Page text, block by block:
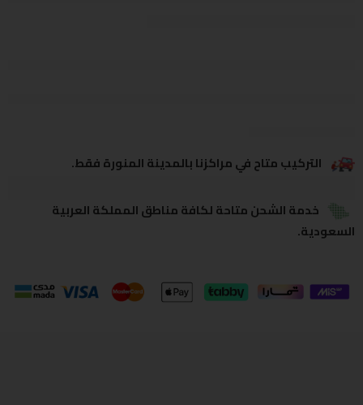
التركيب متاح في مراكزنا بالمدينة المنورة فقط.
خدمة الشحن متاحة لكافة مناطق المملكة العربية
السعودية.